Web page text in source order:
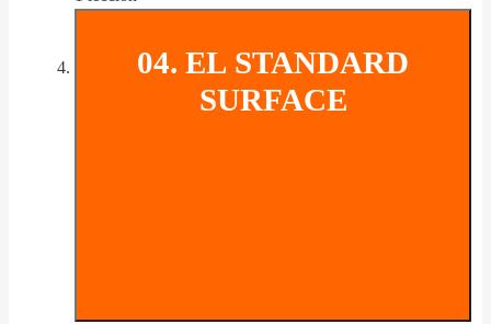
04. EL STANDARD
SURFACE